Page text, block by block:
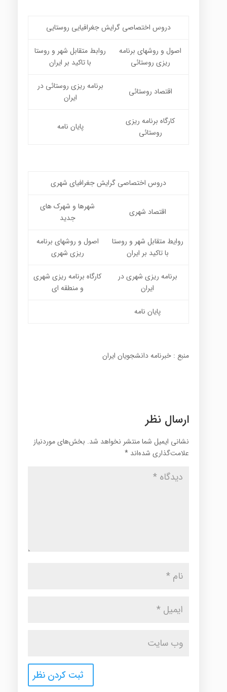
دروس اختصاصی گرایش جغرافیایی روستایی
اصول و روشهای برنامه
ریزی روستائی
روابط متقابل شهر و روستا
با تاکید بر ایران
اقتصاد روستائی
برنامه ریزی روستائی در
ایران
کارگاه برنامه ریزی
روستائی
پایان نامه
دروس اختصاصی گرایش جغرافیای شهری
اقتصاد شهری
شهرها و شهرک های
جدید
روایط متقابل شهر و روستا
با تاکید بر ایران
اصول و روشهای برنامه
ریزی شهری
برنامه ریزی شهری در
ایران
کارگاه برنامه ریزی شهری
و منطقه ای
پایان نامه
منبع : خبرنامه دانشجویان ایران
ارسال نظر
نشانی ایمیل شما منتشر نخواهد شد. بخش‌های موردنیاز
علامت‌گذاری شده‌اند *